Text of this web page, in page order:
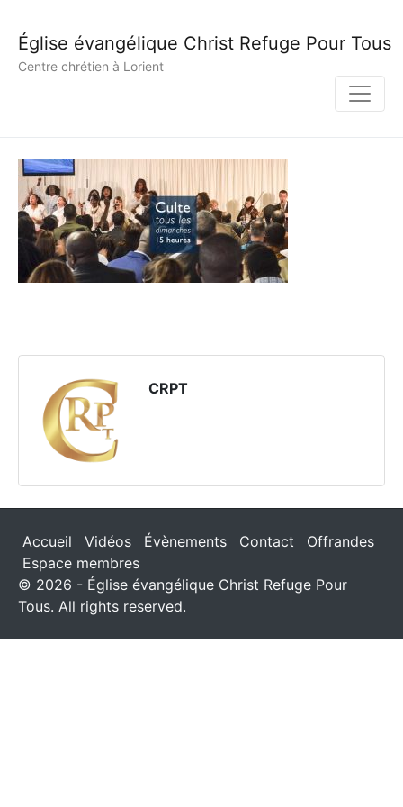
Église évangélique Christ Refuge Pour Tous
Centre chrétien à Lorient
CRPT
Accueil Vidéos Évènements Contact
Offrandes
Espace membres
© 2026 - Église évangélique Christ Refuge Pour
Tous. All rights reserved.